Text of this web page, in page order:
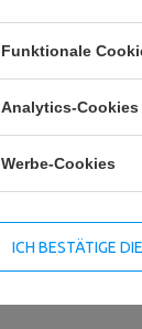
Funktionale
Analytics-Cookies
Werbe-Cookies
ICH BESTÄTIGE